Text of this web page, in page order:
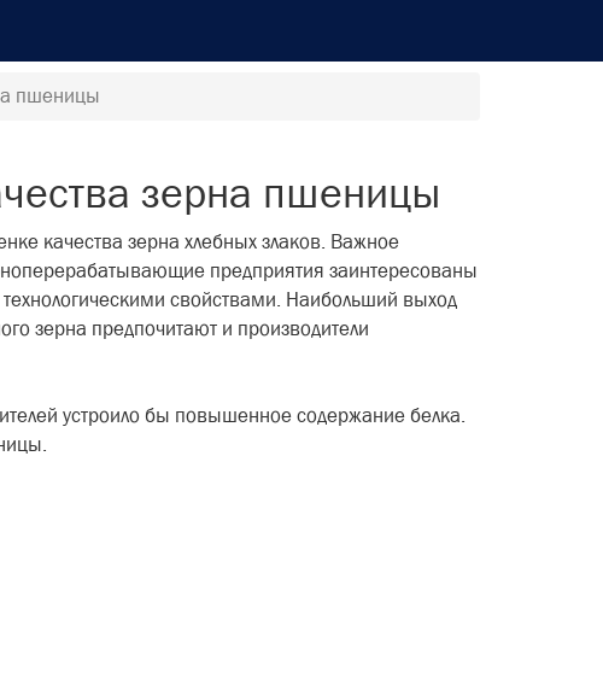
пшеницы
зерна пшеницы
качества зерна хлебных зла­ков. Важное
пред­приятия заинтересованы
свойствами. Наибольший выход
зерна предпочитают и произ­водители
устроило бы повышенное содержание белка.